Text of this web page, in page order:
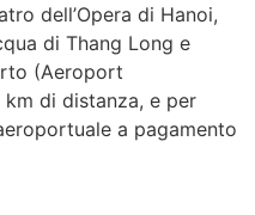
dell’Opera di Hanoi,
di Thang Long e
(Aeroport
di distanza, e per
a pagamento